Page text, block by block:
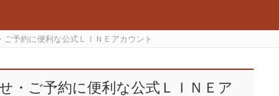
ご予約に便利な公式ＬＩＮＥアカウント
・ご予約に便利な公式ＬＩＮＥア